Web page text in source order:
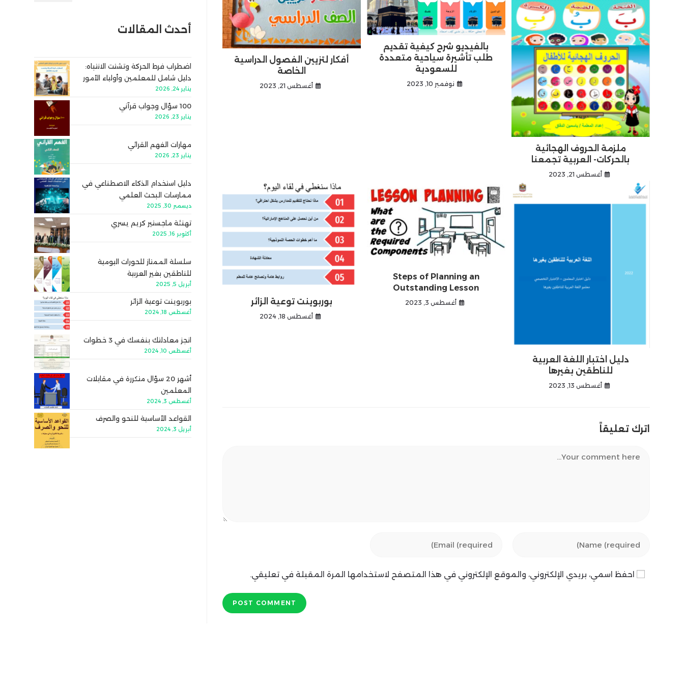
أفكار لتزيين الفصول الدراسية
الخاصة
أغسطس 21, 2023
بالفيديو شرح كيفية تقديم
طلب تأشيرة سياحية متعددة
للسعودية
نوفمبر 10, 2023
ملزمة الحروف الهجائية
بالحركات- العربية تجمعنا
أغسطس 21, 2023
بوربوينت توعية الزائر
أغسطس 18, 2024
Steps of Planning an
Outstanding Lesson
أغسطس 3, 2023
دليل اختبار اللغة العربية
للناطقين بغيرها
أغسطس 13, 2023
اترك تعليقاً
your
or
your
address
احفظ اسمي، بريدي الإلكتروني، والموقع الإلكتروني في هذا المتصفح لاستخدامها المرة المقبلة في تعليقي.
أحدث المقالات
اضطراب فرط الحركة وتشتت الانتباه:
دليل شامل للمعلمين وأولياء الأمور
يناير 24, 2026
100 سؤال وجواب قرآني
يناير 23, 2026
مهارات الفهم القرائي
يناير 23, 2026
دليل استخدام الذكاء الاصطناعي في
ممارسات البحث العلمي
ديسمبر 30, 2025
تهنئة ماجستير كريم يسري
أكتوبر 16, 2025
سلسلة الممتاز للحورات اليومية
للناطقين بغير العربية
أبريل 5, 2025
بوربوينت توعية الزائر
أغسطس 18, 2024
انجز معادلتك بنفسك في 3 خطوات
أغسطس 10, 2024
أشهر 20 سؤال متكررة في مقابلات
المعلمين
أغسطس 3, 2024
القواعد الأساسية للنحو والصرف
أبريل 3, 2024